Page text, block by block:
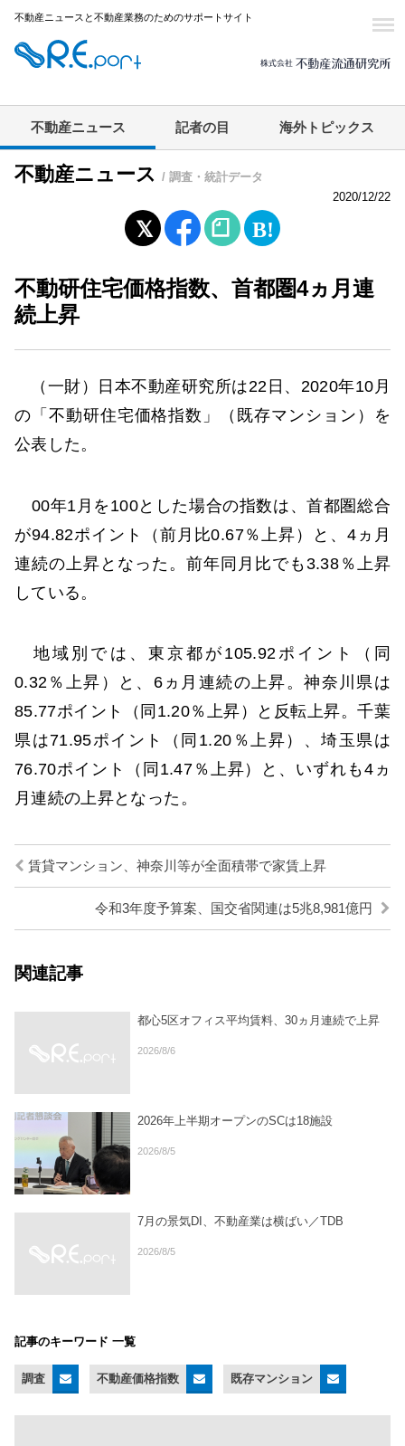
不動産ニュースと不動産業務のためのサポートサイト
不動産ニュース 記者の目 海外トピックス
不動産ニュース / 調査・統計データ
2020/12/22
不動研住宅価格指数、首都圏4ヵ月連
続上昇
（一財）日本不動産研究所は22日、2020年10月
の「不動研住宅価格指数」（既存マンション）を
公表した。
00年1月を100とした場合の指数は、首都圏総合
が94.82ポイント（前月比0.67％上昇）と、4ヵ月
連続の上昇となった。前年同月比でも3.38％上昇
している。
地域別では、東京都が105.92ポイント（同
0.32％上昇）と、6ヵ月連続の上昇。神奈川県は
85.77ポイント（同1.20％上昇）と反転上昇。千葉
県は71.95ポイント（同1.20％上昇）、埼玉県は
76.70ポイント（同1.47％上昇）と、いずれも4ヵ
月連続の上昇となった。
賃貸マンション、神奈川等が全面積帯で家賃上昇
令和3年度予算案、国交省関連は5兆8,981億円
関連記事
都心5区オフィス平均賃料、30ヵ月連続で上昇
2026/8/6
2026年上半期オープンのSCは18施設
2026/8/5
7月の景気DI、不動産業は横ばい／TDB
2026/8/5
記事のキーワード 一覧
調査 不動産価格指数 既存マンション